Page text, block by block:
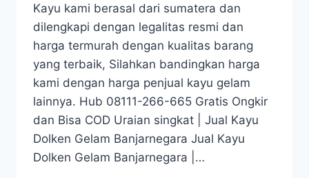
Kayu kami berasal dari sumatera dan
dilengkapi dengan legalitas resmi dan
harga termurah dengan kualitas barang
yang terbaik, Silahkan bandingkan harga
kami dengan harga penjual kayu gelam
lainnya. Hub 08111-266-665 Gratis Ongkir
dan Bisa COD Uraian singkat | Jual Kayu
Dolken Gelam Banjarnegara Jual Kayu
Dolken Gelam Banjarnegara |…